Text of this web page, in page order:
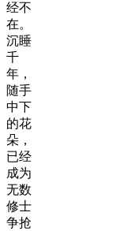
经不
在。
沉睡
千
年，
随手
中下
的花
朵，
已经
成为
无数
修士
争抢